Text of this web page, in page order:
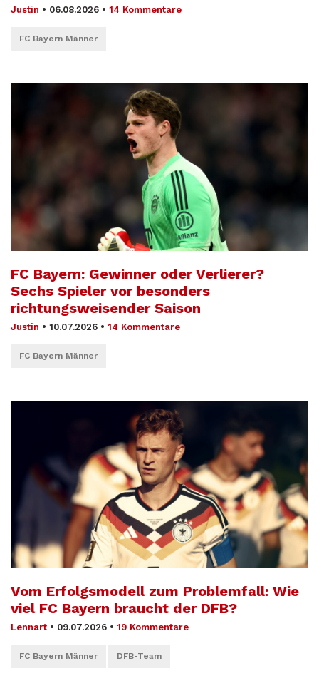
Justin • 06.08.2026 • 14 Kommentare
FC Bayern Männer
FC Bayern: Gewinner oder Verlierer?
Sechs Spieler vor besonders
richtungsweisender Saison
Justin • 10.07.2026 • 14 Kommentare
FC Bayern Männer
Vom Erfolgsmodell zum Problemfall: Wie
viel FC Bayern braucht der DFB?
Lennart • 09.07.2026 • 19 Kommentare
FC Bayern Männer DFB-Team